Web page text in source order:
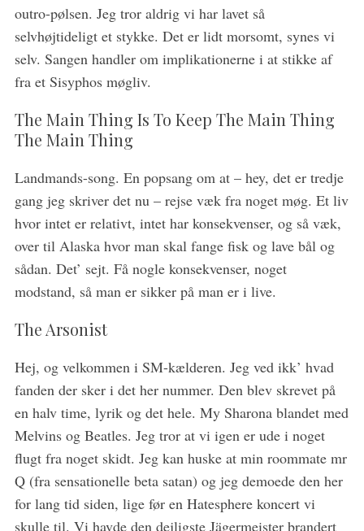
outro-pølsen. Jeg tror aldrig vi har lavet så
selvhøjtideligt et stykke. Det er lidt morsomt, synes vi
selv. Sangen handler om implikationerne i at stikke af
fra et Sisyphos møgliv.
The Main Thing Is To Keep The Main Thing
The Main Thing
Landmands-song. En popsang om at – hey, det er tredje
gang jeg skriver det nu – rejse væk fra noget møg. Et liv
hvor intet er relativt, intet har konsekvenser, og så væk,
over til Alaska hvor man skal fange fisk og lave bål og
sådan. Det’ sejt. Få nogle konsekvenser, noget
modstand, så man er sikker på man er i live.
The Arsonist
Hej, og velkommen i SM-kælderen. Jeg ved ikk’ hvad
fanden der sker i det her nummer. Den blev skrevet på
en halv time, lyrik og det hele. My Sharona blandet med
Melvins og Beatles. Jeg tror at vi igen er ude i noget
flugt fra noget skidt. Jeg kan huske at min roommate mr
Q (fra sensationelle beta satan) og jeg demoede den her
for lang tid siden, lige før en Hatesphere koncert vi
skulle til. Vi havde den dejligste Jägermeister brandert